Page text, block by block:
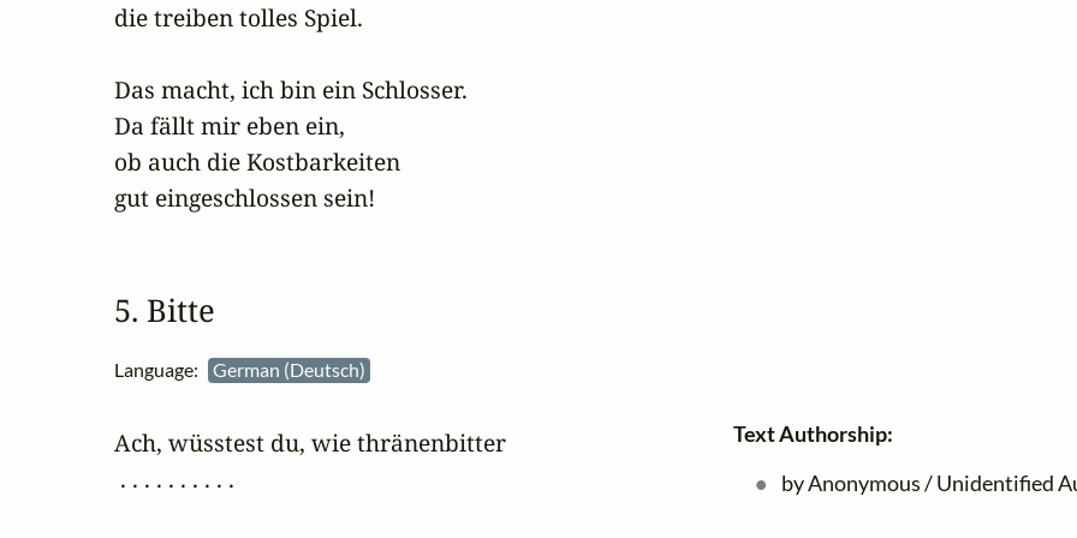
die treiben tolles Spiel.
Das macht, ich bin ein Schlosser.
Da fällt mir eben ein,
ob auch die Kostbarkeiten
gut eingeschlossen sein!
5. Bitte
Language: German (Deutsch)
Ach, wüsstest du, wie thränenbitter
. . . . . . . . . .
Text Authorship:
by Anonymous / Unidentified